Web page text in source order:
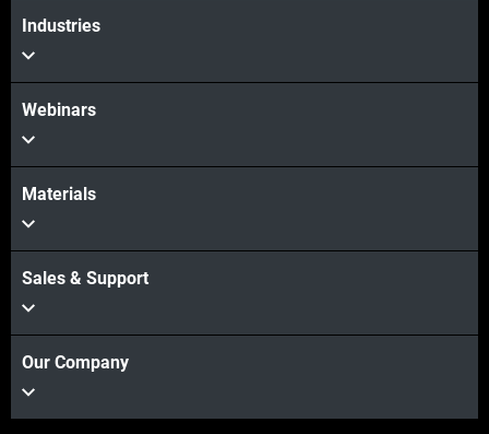
Industries
Webinars
Materials
Sales & Support
Our Company